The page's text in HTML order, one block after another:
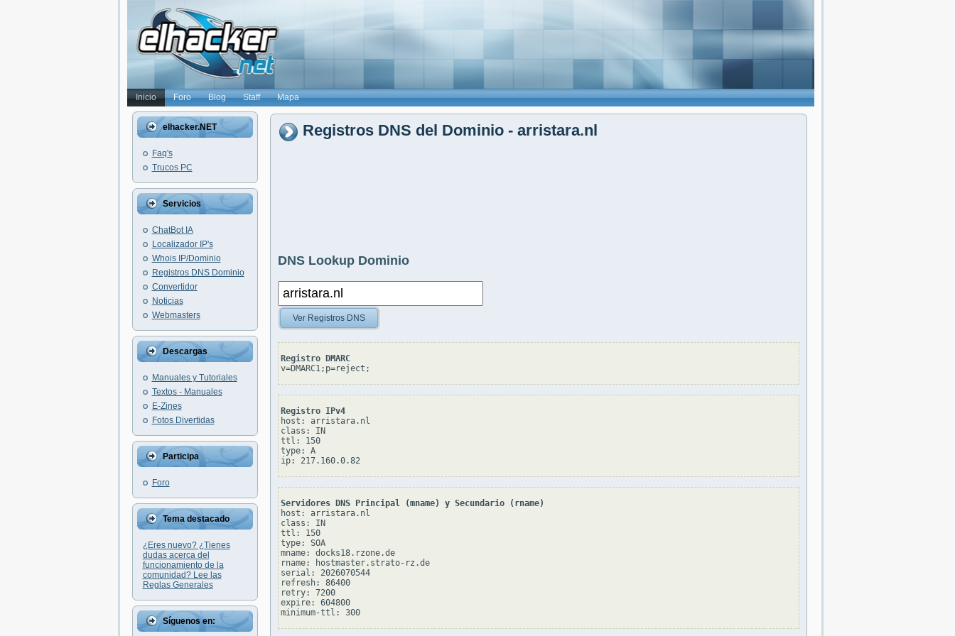
Inicio Foro Blog Staff Mapa
elhacker.NET
Faq's
Trucos PC
Servicios
ChatBot IA
Localizador IP's
Whois IP/Dominio
Registros DNS Dominio
Convertidor
Noticias
Webmasters
Descargas
Manuales y Tutoriales
Textos - Manuales
E-Zines
Fotos Divertidas
Participa
Foro
Tema destacado
¿Eres nuevo? ¿Tienes
dudas acerca del
funcionamiento de la
comunidad? Lee las
Reglas Generales
Síguenos en:
Registros DNS del Dominio - arristara.nl
DNS Lookup Dominio
Ver Registros DNS
Registro DMARC
v=DMARC1;p=reject;
Registro IPv4
host: arristara.nl
class: IN
ttl: 150
type: A
ip: 217.160.0.82
Servidores DNS Principal (mname) y Secundario (rname)
host: arristara.nl
class: IN
ttl: 150
type: SOA
mname: docks18.rzone.de
rname: hostmaster.strato-rz.de
serial: 2026070544
refresh: 86400
retry: 7200
expire: 604800
minimum-ttl: 300